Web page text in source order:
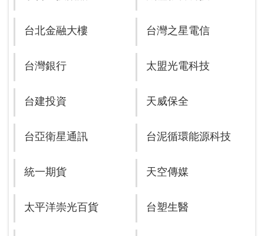
台北金融大樓 台灣之星電信
台灣銀行 太盟光電科技
台建投資 天威保全
台亞衛星通訊 台泥循環能源科技
統一期貨 天空傳媒
太平洋崇光百貨 台塑生醫